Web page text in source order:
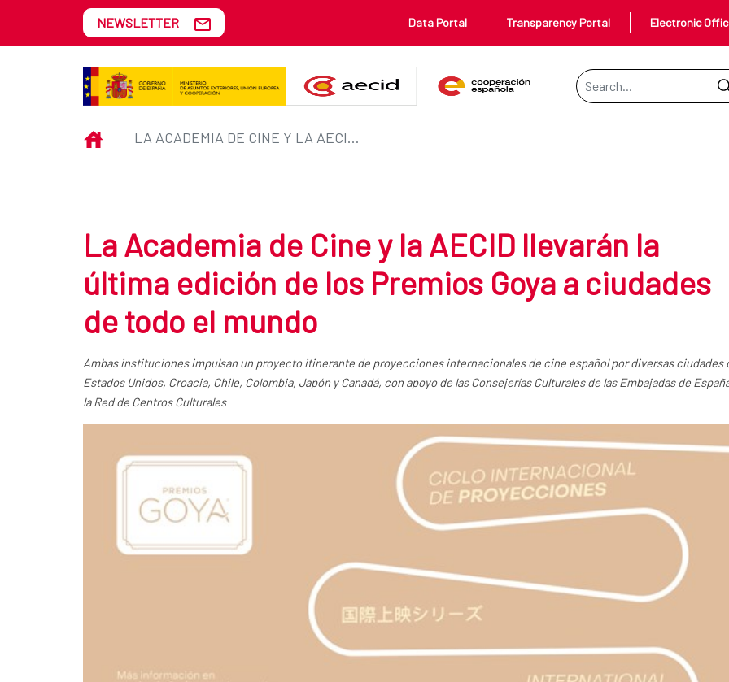
Skip to Main Content
La Academia de Cine y la AECID llevarán la última edición de los
NEWSLETTER Data Portal Transparency Portal Electronic
Search Bar
INICIO LA ACADEMIA DE CINE Y LA AECID LLEVARÁN LA ÚLTIMA EDICIÓN DE LOS PREMIOS GOYA A CIUDADES DE TODO EL MUNDO
La Academia de Cine y la AECID llevarán la
última edición de los Premios Goya a ciudades
de todo el mundo
Ambas instituciones impulsan un proyecto itinerante de proyecciones internacionales de cine español por diversas ciudades
Estados Unidos, Croacia, Chile, Colombia, Japón y Canadá, con apoyo de las Consejerías Culturales de las Embajadas de
la Red de Centros Culturales